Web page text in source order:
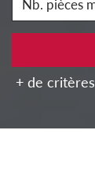
+ de critères